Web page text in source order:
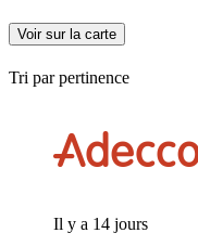
Voir sur la carte
Tri par pertinence
Il y a 14 jours